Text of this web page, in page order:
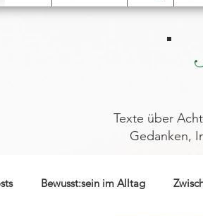
Texte über
Gedanken,
Bewusst:sein im Alltag